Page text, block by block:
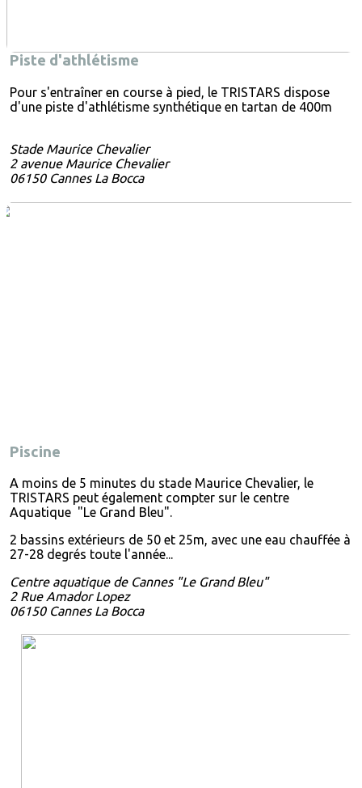
Piste d'athlétisme
Pour s'entraîner en course à pied, le TRISTARS dispose
d'une piste d'athlétisme synthétique en tartan de 400m
Stade Maurice Chevalier
2 avenue Maurice Chevalier
06150 Cannes La Bocca
Piscine
A moins de 5 minutes du stade Maurice Chevalier, le
TRISTARS peut également compter sur le centre
Aquatique "Le Grand Bleu".
2 bassins extérieurs de 50 et 25m, avec une eau chauffée à
27-28 degrés toute l'année...
Centre aquatique de Cannes "Le Grand Bleu"
2 Rue Amador Lopez
06150 Cannes La Bocca